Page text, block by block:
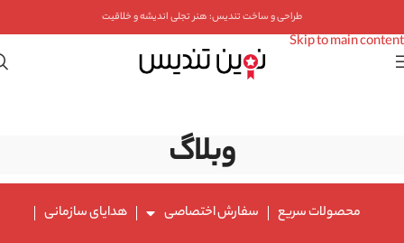
Skip to main content
طراحی و ساخت تندیس: هنر تجلی اندیشه و خلاقیت
وبلاگ
محصولات سریع سفارش اختصاصی
هدایای سازمانی